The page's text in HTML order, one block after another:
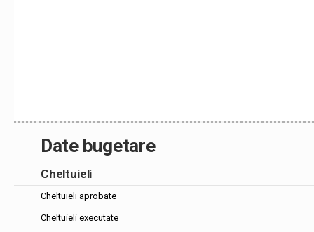
Date bugetare
Cheltuieli
Cheltuieli aprobate
Cheltuieli executate